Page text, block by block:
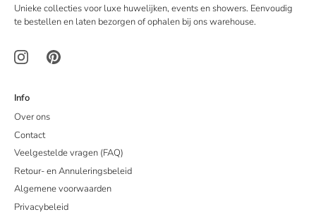
Unieke collecties voor luxe huwelijken, events en showers. Eenvoudig
te bestellen en laten bezorgen of ophalen bij ons warehouse.
Info
Over ons
Contact
Veelgestelde vragen (FAQ)
Retour- en Annuleringsbeleid
Algemene voorwaarden
Privacybeleid